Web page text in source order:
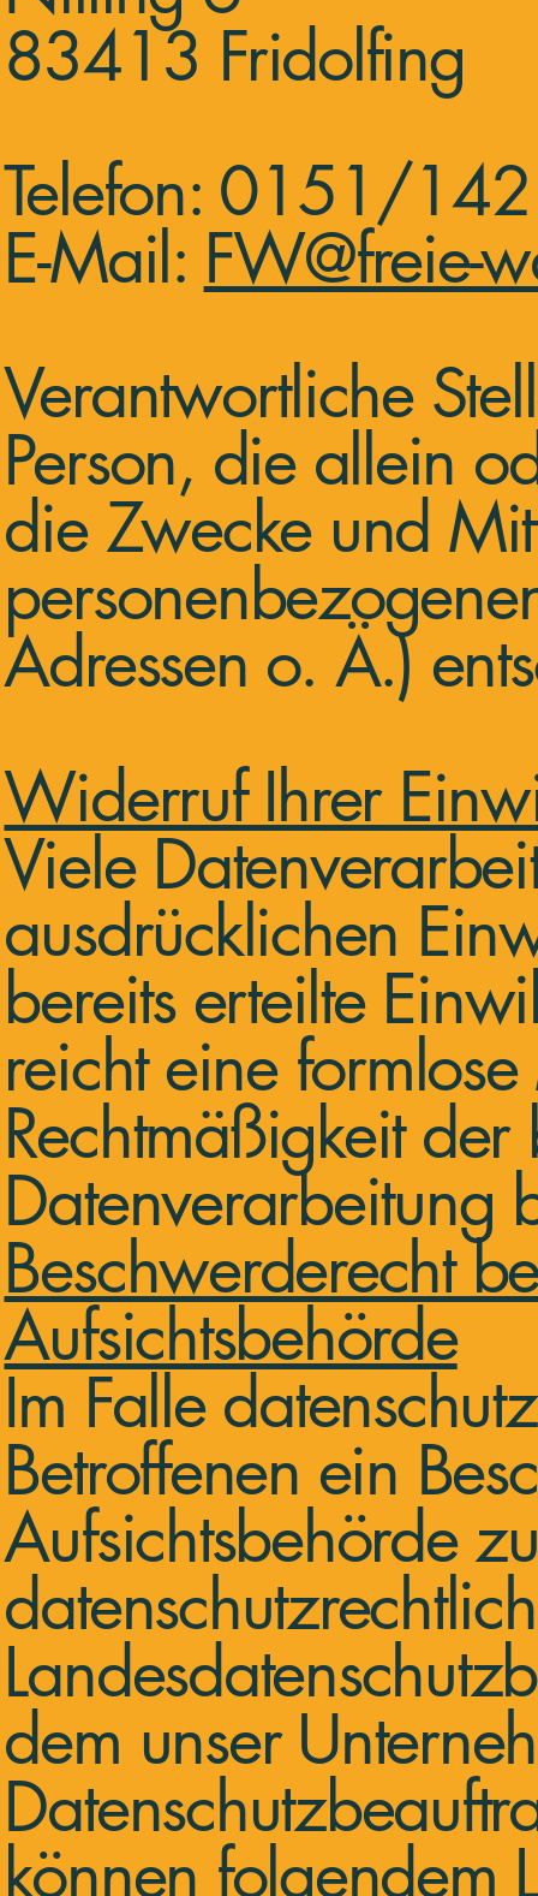
83413 Fridolfing
Telefon: 0151/
E-Mail: FW@freie-
Verantwortliche
Person, die allein
die Zwecke und
Adressen o. Ä.)
Widerruf Ihrer
Viele
ausdrücklichen
bereits erteilte
reicht eine
Rechtmäßigkeit
Datenverarbeitung
Beschwerderecht
Aufsichtsbehörde
Im Falle
Betroffenen ein
Aufsichtsbehörde
dem unser
können folgendem